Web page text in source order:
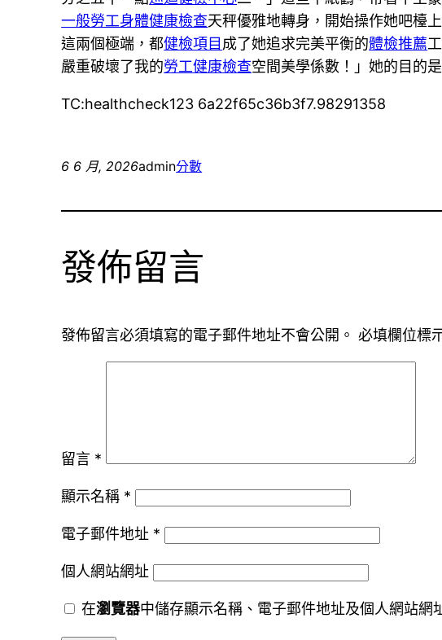
一般勞工身體健康檢查天秤優雅地轉身，開始操作她吧檯
這兩個極端，都健檢項目 成了她追求完美平衡的體檢推薦
嚴重破壞了我的勞工健康檢查空間美學係數！」她的目的
TC:healthcheck123 6a22f65c36b3f7.98291358
6 6 月, 2026admin分數
發佈留言
發佈留言必須填寫的電子郵件地址不會公開。 必填欄位標
留言 *
顯示名稱 *
電子郵件地址 *
個人網站網址
在瀏覽器中儲存顯示名稱、電子郵件地址及個人網站網